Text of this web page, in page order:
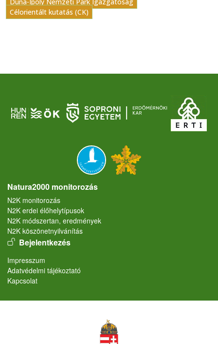
Célorientált kutatás (CK)
Natura2000 monitorozás
N2K monitorozás
N2K erdei élőhelytípusok
N2K módszertan, eredmények
N2K köszönetnyilvánítás
User account menu
Bejelentkezés
Lábléc
Impresszum
Adatvédelmi tájékoztató
Kapcsolat